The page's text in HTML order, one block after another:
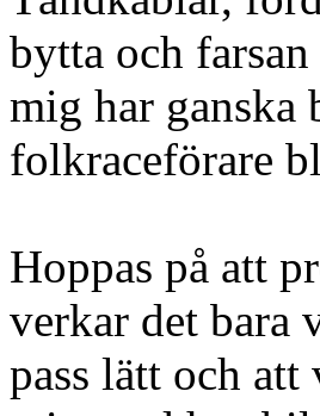
bytta och
mig har ganska
folkraceförare
Hoppas på att
verkar det bara
pass lätt och